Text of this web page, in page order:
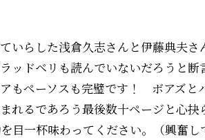
いらした浅倉久志さんと伊藤典夫さ
ッドベリも読んでいないだろうと断
もペーソスも完璧です！ ボアズと
れるであろう最後数十ページと心抉
目一杯味わってください。（興奮し